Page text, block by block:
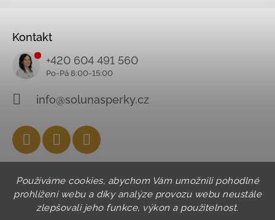
Používáme cookies, abychom Vám umožnili pohodlné
prohlížení webu a díky analýze provozu webu neustále
zlepšovali jeho funkce, výkon a použitelnost.
Kontakt
+420 604 491 560
info@solunasperky.cz